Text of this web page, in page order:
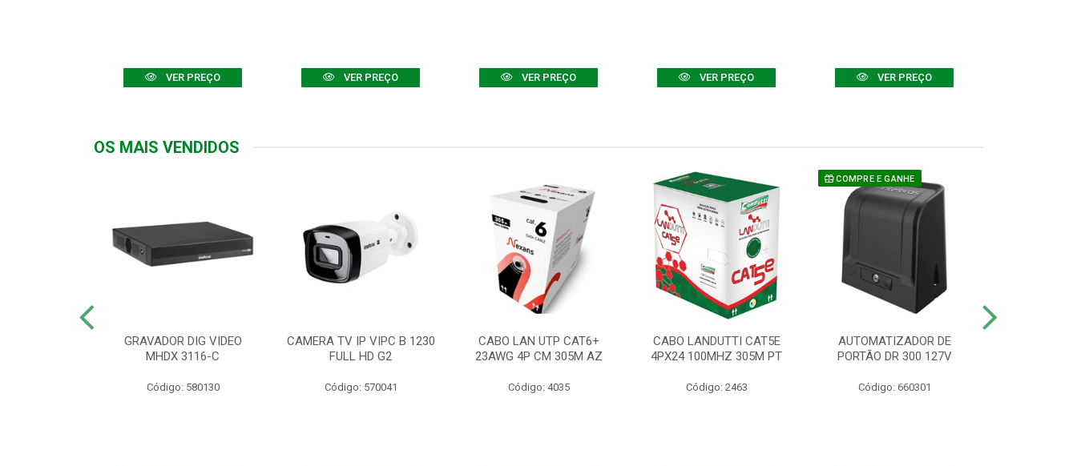
VER PREÇO VER PREÇO VER PREÇO VER PREÇO VER PREÇO
OS MAIS VENDIDOS
GRAVADOR DIG VIDEO
MHDX 3116-C
Código: 580130
CAMERA TV IP VIPC B 1230
FULL HD G2
Código: 570041
CABO LAN UTP CAT6+
23AWG 4P CM 305M AZ
Código: 4035
CABO LANDUTTI CAT5E
4PX24 100MHZ 305M PT
Código: 2463
COMPRE E GANHE
AUTOMATIZADOR DE
PORTÃO DR 300 127V
Código: 660301